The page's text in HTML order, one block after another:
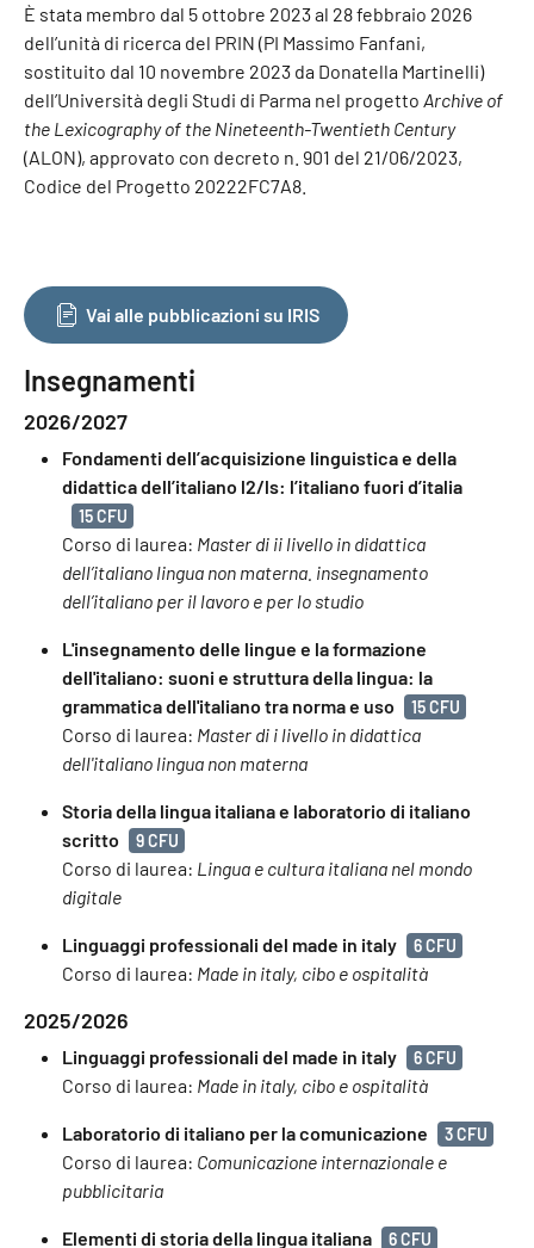
È stata membro dal 5 ottobre 2023 al 28 febbraio 2026
dell’unità di ricerca del PRIN (PI Massimo Fanfani,
sostituito dal 10 novembre 2023 da Donatella Martinelli)
dell’Università degli Studi di Parma nel progetto Archive of
the Lexicography of the Nineteenth-Twentieth Century
(ALON), approvato con decreto n. 901 del 21/06/2023,
Codice del Progetto 20222FC7A8.
Vai alle pubblicazioni su IRIS
Insegnamenti
2026/2027
Fondamenti dell’acquisizione linguistica e della
didattica dell’italiano l2/ls: l’italiano fuori d’italia
15 CFU
Corso di laurea: Master di ii livello in didattica
dell’italiano lingua non materna. insegnamento
dell’italiano per il lavoro e per lo studio
L'insegnamento delle lingue e la formazione
dell'italiano: suoni e struttura della lingua: la
grammatica dell'italiano tra norma e uso
15 CFU
Corso di laurea: Master di i livello in didattica
dell'italiano lingua non materna
Storia della lingua italiana e laboratorio di italiano
scritto
9 CFU
Corso di laurea: Lingua e cultura italiana nel mondo
digitale
Linguaggi professionali del made in italy 6 CFU
Corso di laurea: Made in italy, cibo e ospitalità
2025/2026
Linguaggi professionali del made in italy 6 CFU
Corso di laurea: Made in italy, cibo e ospitalità
Laboratorio di italiano per la comunicazione 3 CFU
Corso di laurea: Comunicazione internazionale e
pubblicitaria
Elementi di storia della lingua italiana 6 CFU